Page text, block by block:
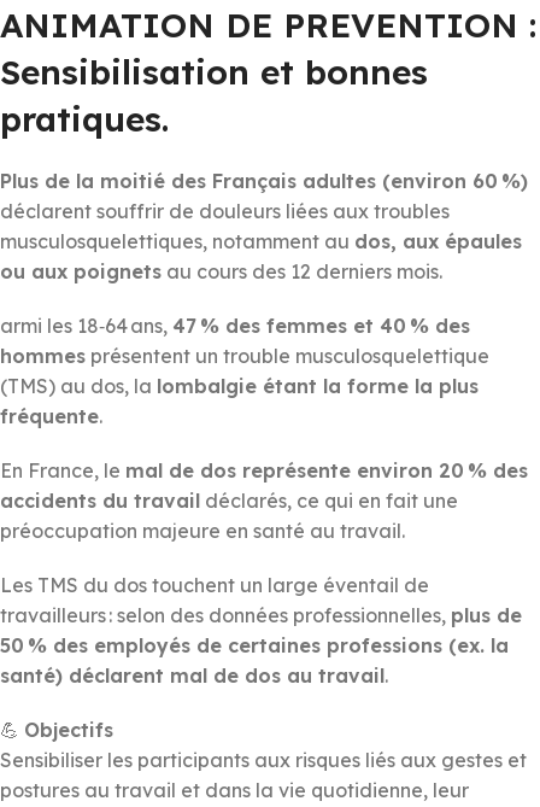
ANIMATION DE PREVENTION :
Sensibilisation et bonnes
pratiques.
Plus de la moitié des Français adultes (environ 60 %)
déclarent souffrir de douleurs liées aux troubles
musculosquelettiques, notamment au dos, aux épaules
ou aux poignets au cours des 12 derniers mois.
armi les 18‑64 ans, 47 % des femmes et 40 % des
hommes présentent un trouble musculosquelettique
(TMS) au dos, la lombalgie étant la forme la plus
fréquente.
En France, le mal de dos représente environ 20 % des
accidents du travail déclarés, ce qui en fait une
préoccupation majeure en santé au travail.
Les TMS du dos touchent un large éventail de
travailleurs : selon des données professionnelles, plus de
50 % des employés de certaines professions (ex. la
santé) déclarent mal de dos au travail.
💪 Objectifs
Sensibiliser les participants aux risques liés aux gestes et
postures au travail et dans la vie quotidienne, leur